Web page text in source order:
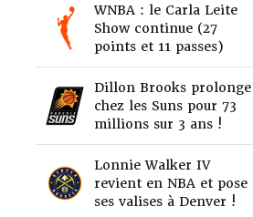
WNBA : le Carla Leite
Show continue (27
points et 11 passes)
Dillon Brooks prolonge
chez les Suns pour 73
millions sur 3 ans !
Lonnie Walker IV
revient en NBA et pose
ses valises à Denver !